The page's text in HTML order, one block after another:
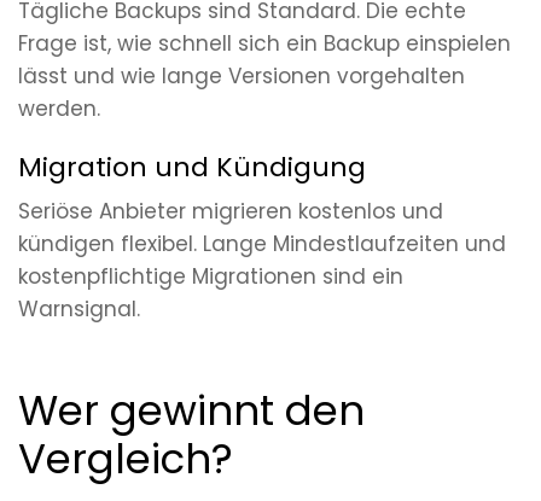
Tägliche Backups sind Standard. Die echte
Frage ist, wie schnell sich ein Backup einspielen
lässt und wie lange Versionen vorgehalten
werden.
Migration und Kündigung
Seriöse Anbieter migrieren kostenlos und
kündigen flexibel. Lange Mindestlaufzeiten und
kostenpflichtige Migrationen sind ein
Warnsignal.
Wer gewinnt den
Vergleich?